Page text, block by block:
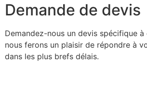
Demande de devis
Demandez-nous un devis spécifique
nous ferons un plaisir de répondre à
dans les plus brefs délais.